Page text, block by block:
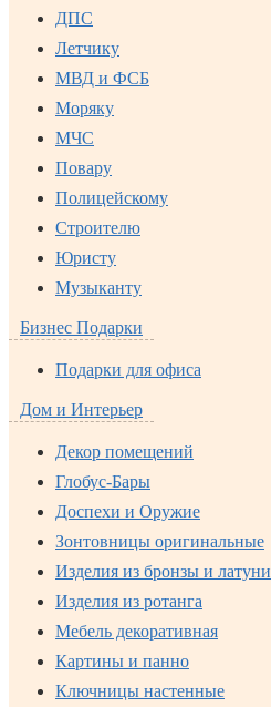
ДПС
Летчику
МВД и ФСБ
Моряку
МЧС
Повару
Полицейскому
Строителю
Юристу
Музыканту
Бизнес Подарки
Подарки для офиса
Дом и Интерьер
Декор помещений
Глобус-Бары
Доспехи и Оружие
Зонтовницы оригинальные
Изделия из бронзы и латуни
Изделия из ротанга
Мебель декоративная
Картины и панно
Ключницы настенные